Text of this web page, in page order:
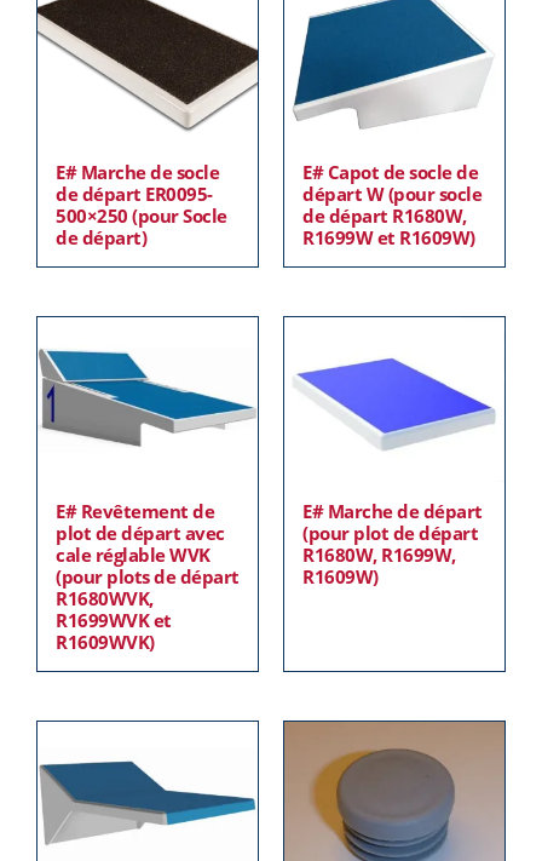
E# Marche de socle
de départ ER0095-
500×250 (pour Socle
de départ)
E# Capot de socle de
départ W (pour socle
de départ R1680W,
R1699W et R1609W)
E# Revêtement de
plot de départ avec
cale réglable WVK
(pour plots de départ
R1680WVK,
R1699WVK et
R1609WVK)
E# Marche de départ
(pour plot de départ
R1680W, R1699W,
R1609W)